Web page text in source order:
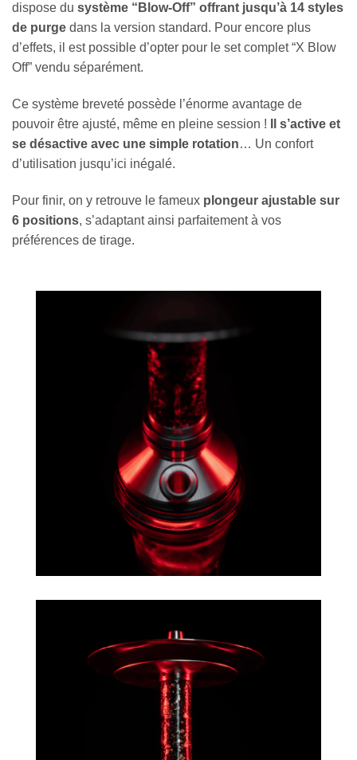
dispose du système “Blow-Off” offrant jusqu’à 14 styles
de purge dans la version standard. Pour encore plus
d’effets, il est possible d’opter pour le set complet “X Blow
Off” vendu séparément.
Ce système breveté possède l’énorme avantage de
pouvoir être ajusté, même en pleine session !
Il s’active et
se désactive avec une simple rotation… Un confort
d’utilisation jusqu’ici inégalé.
Pour finir, on y retrouve le fameux plongeur ajustable sur
6 positions, s’adaptant ainsi parfaitement à vos
préférences de tirage.
Appliquer les filtres